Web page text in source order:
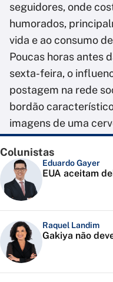
seguidores, onde
humorados,
vida e ao consumo
Poucas horas antes
sexta-feira, o
postagem na rede
bordão
imagens de uma
Colunistas
Eduardo Gayer
EUA aceitam
Raquel Landim
Gakiya não